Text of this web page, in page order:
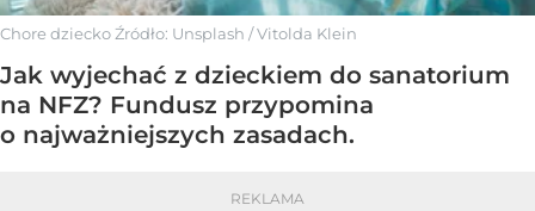
Chore dzieckoŹródło: Unsplash /Vitolda Klein
Jak wyjechać z dzieckiem do sanatorium
na NFZ? Fundusz przypomina
o najważniejszych zasadach.